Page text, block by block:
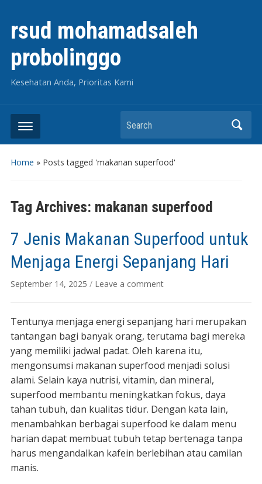
rsud mohamadsaleh
probolinggo
Kesehatan Anda, Prioritas Kami
Search
Home » Posts tagged 'makanan superfood'
Tag Archives: makanan superfood
7 Jenis Makanan Superfood untuk
Menjaga Energi Sepanjang Hari
September 14, 2025 / Leave a comment
Tentunya menjaga energi sepanjang hari merupakan
tantangan bagi banyak orang, terutama bagi mereka
yang memiliki jadwal padat. Oleh karena itu,
mengonsumsi makanan superfood menjadi solusi
alami. Selain kaya nutrisi, vitamin, dan mineral,
superfood membantu meningkatkan fokus, daya
tahan tubuh, dan kualitas tidur. Dengan kata lain,
menambahkan berbagai superfood ke dalam menu
harian dapat membuat tubuh tetap bertenaga tanpa
harus mengandalkan kafein berlebihan atau camilan
manis.